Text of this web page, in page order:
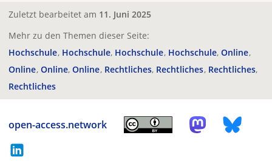
Zuletzt bearbeitet am 11. Juni 2025
Mehr zu den Themen dieser Seite:
Hochschule Hochschule Hochschule Hochschule Online
Online Online Online Rechtliches Rechtliches Rechtliches
Rechtliches
open-access.network